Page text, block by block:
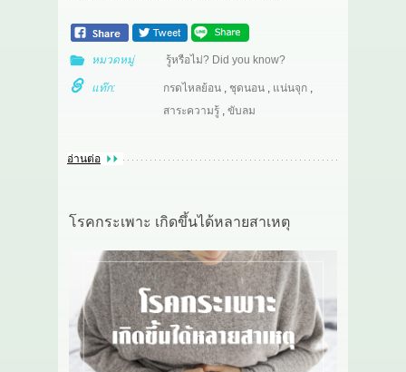
หมวดหมู่ รู้หรือไม่? Did you know?
แท๊ก: กรดไหลย้อน, ชุดนอน, แน่นจุก,
สาระความรู้, ขับลม
อ่านต่อ
โรคกระเพาะ เกิดขึ้นได้หลายสาเหตุ